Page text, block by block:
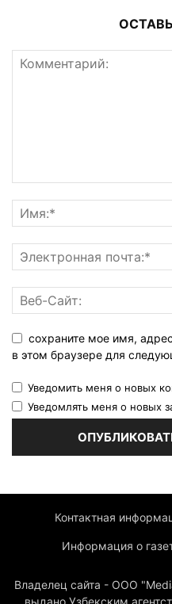
сохраните мое имя,
в этом браузере для
Уведомить меня о новых
Уведомлять меня о новых
Контактная
Информация о
Владелец сайта - ООО